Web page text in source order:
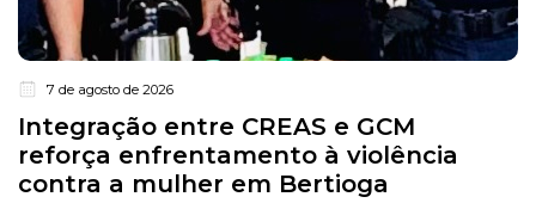
7 de agosto de 2026
Integração entre CREAS e GCM
reforça enfrentamento à violência
contra a mulher em Bertioga